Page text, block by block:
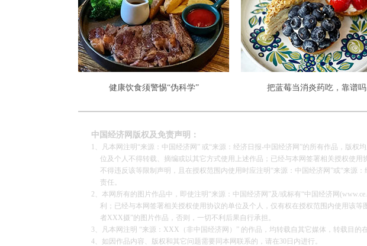
健康饮食须警惕“伪科学” 把蓝莓当消炎药吃，靠谱吗
中国经济网版权及免责声明：
1、凡本网注明“来源：中国经济网” 或“来源：经济日报-中国经济网”的所有作品，版
位及个人不得转载、摘编或以其它方式使用上述作品；已经与本网签署相关授权使用
不得违反该等限制声明，且在授权范围内使用时应注明“来源：中国经济网”或“来源
责任。
2、本网所有的图片作品中，即使注明“来源：中国经济网”及/或标有“中国经济网
利；已经与本网签署相关授权使用协议的单位及个人，仅有权在授权范围内使用该等
者XXX摄”的图片作品，否则，一切不利后果自行承担。
3、凡本网注明 “来源：XXX（非中国经济网）” 的作品，均转载自其它媒体，转载目的
4、如因作品内容、版权和其它问题需要同本网联系的，请在30日内进行。